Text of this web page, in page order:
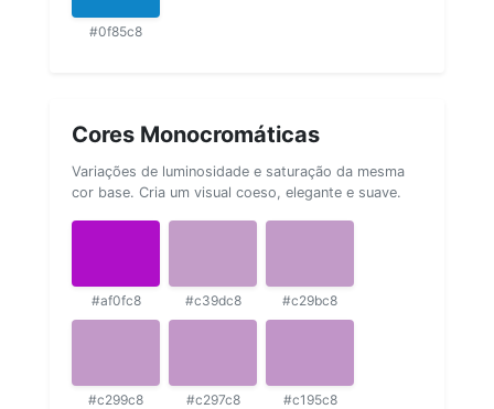
#0f85c8
Cores Monocromáticas
Variações de luminosidade e saturação da mesma
cor base. Cria um visual coeso, elegante e suave.
#af0fc8 #c39dc8 #c29bc8
#c299c8 #c297c8 #c195c8